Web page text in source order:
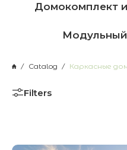
Домокомплект
Catalog Каркасные
Filters